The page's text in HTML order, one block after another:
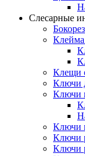
Слесарные
Клещи
Ключи
Ключи
Ключи
Ключи
Ключи